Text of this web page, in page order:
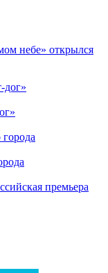
небе» открылся